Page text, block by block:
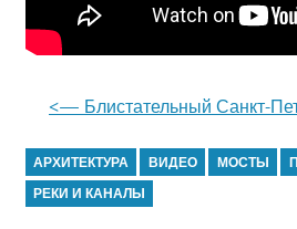
<— Блистательный Санкт-
АРХИТЕКТУРА ВИДЕО МОСТЫ
РЕКИ И КАНАЛЫ